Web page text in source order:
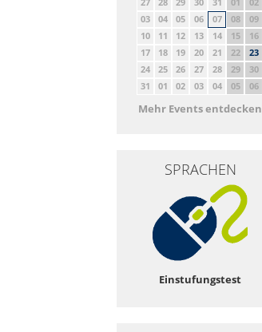
03
04 05 06 07 08
09
10
11 12 13 14 15
16
17
18 19 20 21 22
23
24
25 26 27 28 29
30
31
01 02 03 04 05 06
Mehr Events entdecken
SPRACHEN
Einstufungstest